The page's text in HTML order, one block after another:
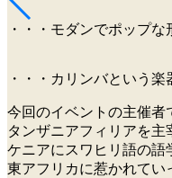
・・・モダンでポップ
・・・カリンバという
今回のイベントの主催者
タンザニアフィリアを主
ケニアにスワヒリ語の語
東アフリカに惹かれてい